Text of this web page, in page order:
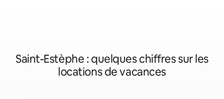
Saint-Estèphe : quelques chiffres sur les
locations de vacances